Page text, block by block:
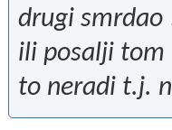
drugi smrdao
ili posalji tom
to neradi t.j.